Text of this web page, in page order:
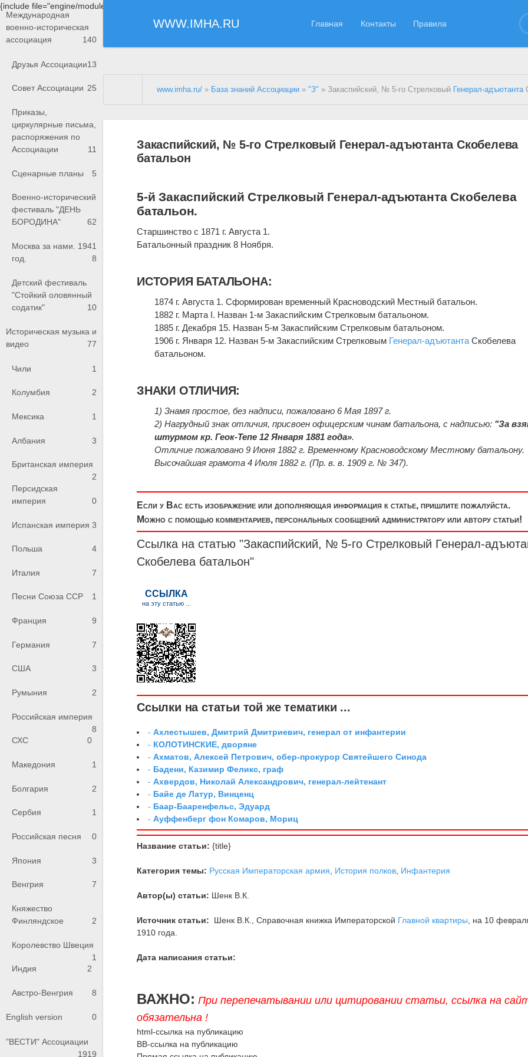
{include file="engine/modules/saperu/head.php"}
WWW.IMHA.RU Главная Контакты Правила
Международная
военно-историческая
ассоциация
140
Друзья Ассоциации13
Совет Ассоциации 25
Приказы,
циркулярные письма,
распоряжения по
Ассоциации
11
Сценарные планы 5
Военно-исторический
фестиваль "ДЕНЬ
БОРОДИНА"
62
Москва за нами. 1941
год.
8
Детский фестиваль
"Стойкий оловянный
содатик"
10
Историческая музыка и
видео
77
Чили 1
Колумбия 2
Мексика 1
Албания 3
Британская империя
2
Персидская
империя
0
Испанская империя 3
Польша 4
Италия 7
Песни Союза ССР 1
Франция 9
Германия 7
США 3
Румыния 2
Российская империя
8
СХС
0
Македония 1
Болгария 2
Сербия 1
Российская песня 0
Япония 3
Венгрия 7
Княжество
Финляндское
2
Королевство Швеция
1
Индия
2
Австро-Венгрия 8
English version 0
"ВЕСТИ" Ассоциации
1919
www.imha.ru/ » База знаний Ассоциации »"З" » Закаспийский, № 5-го Стрелковый Генерал-адъютанта
Закаспийский, № 5-го Стрелковый Генерал-адъютанта Скобелева
батальон
5-й Закаспийский Стрелковый Генерал-адъютанта Скобелева
батальон.
Старшинство с 1871 г. Августа 1.
Батальонный праздник 8 Ноября.
ИСТОРИЯ БАТАЛЬОНА:
1874 г. Августа 1. Сформирован временный Красноводский Местный батальон.
1882 г. Марта I. Назван 1-м Закаспийским Стрелковым батальоном.
1885 г. Декабря 15. Назван 5-м Закаспийским Стрелковым батальоном.
1906 г. Января 12. Назван 5-м Закаспийским Стрелковым Генерал-адъютанта Скобелева
батальоном.
ЗНАКИ ОТЛИЧИЯ:
1) Знамя простое, без надписи, пожаловано 6 Мая 1897 г.
2) Нагрудный знак отличия, присвоен офицерским чинам батальона, с надписью: "За
штурмом кр. Геок-Тепе 12 Января 1881 года».
Отличие пожаловано 9 Июня 1882 г. Временному Красноводскому Местному батальону.
Высочайшая грамота 4 Июля 1882 г. (Пр. в. в. 1909 г. № 347).
Если у Вас есть изображение или дополняющая информация к статье, пришлите пожалуйста.
Можно с помощью комментариев, персональных сообщений администратору или автору статьи!
Ссылка на статью "Закаспийский, № 5-го Стрелковый Генерал-
Скобелева батальон"
Ссылки на статьи той же тематики ...
-Ахлестышев, Дмитрий Дмитриевич, генерал от инфантерии
- КОЛОТИНСКИЕ, дворяне
-Ахматов, Алексей Петрович, обер-прокурор Святейшего Синода
- Бадени, Казимир Феликс, граф
-Ахвердов, Николай Александрович, генерал-лейтенант
- Байе де Латур, Винценц
- Баар-Бааренфельс, Эдуард
-Ауффенберг фон Комаров, Мориц
Название статьи: {title}
Категория темы: Русская Императорская армия, История полков, Инфантерия
Автор(ы) статьи: Шенк В.К.
Источник статьи: Шенк В.К., Справочная книжка Императорской Главной квартиры, на 10
1910 года.
Дата написания статьи:
ВАЖНО: При перепечатывании или цитировании статьи, ссылка на
обязательна !
html-ссылка на публикацию
BB-ссылка на публикацию